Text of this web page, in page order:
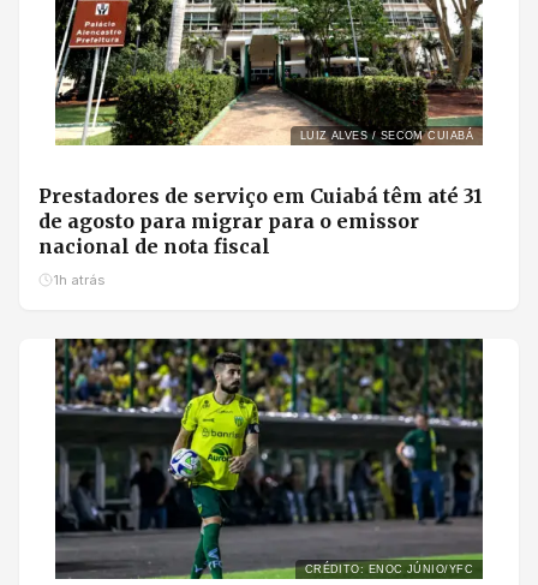
LUIZ ALVES / SECOM CUIABÁ
Prestadores de serviço em Cuiabá têm até 31
de agosto para migrar para o emissor
nacional de nota fiscal
1h atrás
CRÉDITO: ENOC JÚNIO/YFC